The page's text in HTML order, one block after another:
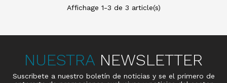
Affichage 1-3 de 3 article(s)
NUESTRA NEWSLETTER
Suscribete a nuestro boletín de noticias y se el primero de